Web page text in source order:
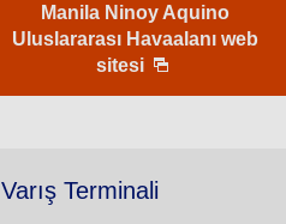
Manila Ninoy Aquino
Uluslararası Havaalanı web
sitesi
Varış Terminali